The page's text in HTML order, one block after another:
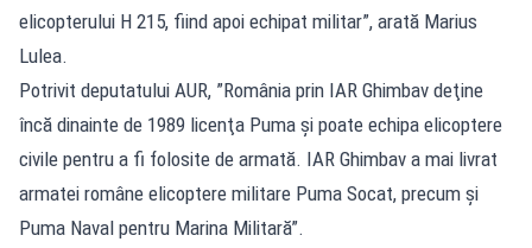
elicopterului H 215, fiind apoi echipat militar”, arată Marius
Lulea.
Potrivit deputatului AUR, ”România prin IAR Ghimbav deţine
încă dinainte de 1989 licenţa Puma şi poate echipa elicoptere
civile pentru a fi folosite de armată. IAR Ghimbav a mai livrat
armatei române elicoptere militare Puma Socat, precum şi
Puma Naval pentru Marina Militară”.